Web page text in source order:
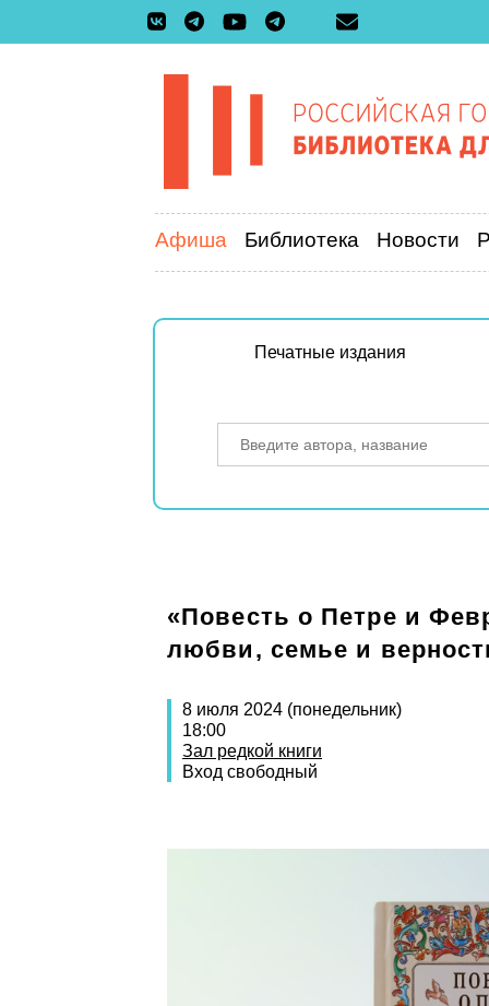
Афиша Библиотека Новости
Печатные издания
«Повесть о Петре и
любви, семье и
8 июля 2024 (понедельник)
18:00
Зал редкой книги
Вход свободный